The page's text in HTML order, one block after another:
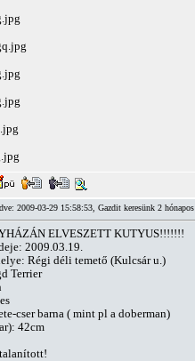
2009-03-29 15:58:53, Gazdit keresünk 2
ELVESZETT KUTYUS!!!!!!!
2009.03.19.
Régi déli temető (Kulcsár u.)
Terrier
cser barna ( mint pl a doberman)
42cm